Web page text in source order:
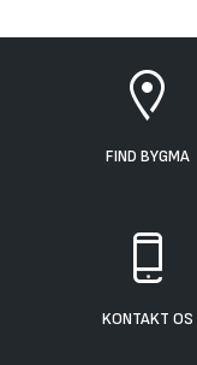
FIND BYGMA
KONTAKT OS